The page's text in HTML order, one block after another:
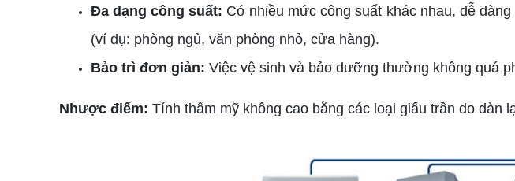
Đa dạng công suất: Có nhiều mức công suất khác nhau, dễ
(ví dụ: phòng ngủ, văn phòng nhỏ, cửa hàng).
Bảo trì đơn giản: Việc vệ sinh và bảo dưỡng thường không quá
Nhược điểm: Tính thẩm mỹ không cao bằng các loại giấu trần do dàn